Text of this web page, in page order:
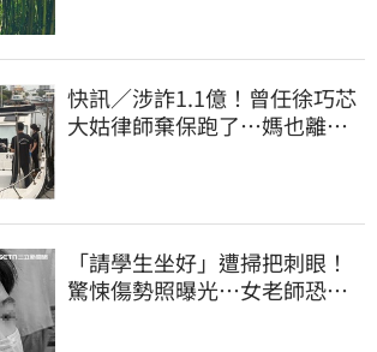
快訊／涉詐1.1億！曾任徐巧芯
大姑律師棄保跑了…媽也離
「請學生坐好」遭掃把刺眼！
驚悚傷勢照曝光…女老師恐失